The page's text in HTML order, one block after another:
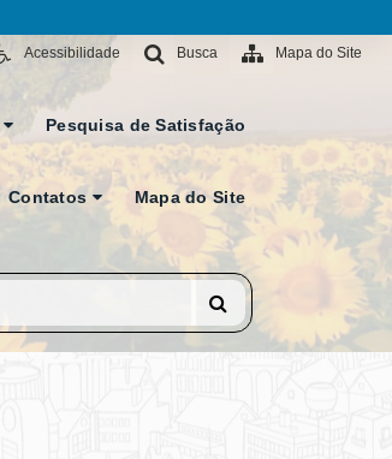
Mapa do Site
Busca
Acessibilidade
Pesquisa de Satisfação
Contatos Mapa do Site